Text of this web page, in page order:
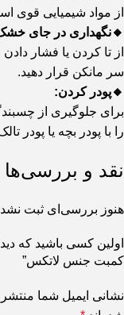
از مواد شیمیایی قوی
🔸نگهداری در جای
از تا کردن یا فشار
سر مانکن قرار دهید.
🔸پودر کردن:
برای جلوگیری از
را با پودر بچه یا پودر
نقد و بررسی‌ها
هنوز بررسی‌ای ثبت
اولین کسی باشید که
کمبت جنس لاتکس”
نشانی ایمیل شما